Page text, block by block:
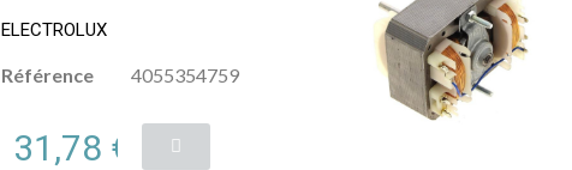
ELECTROLUX
Référence 4055354759
31,78 €